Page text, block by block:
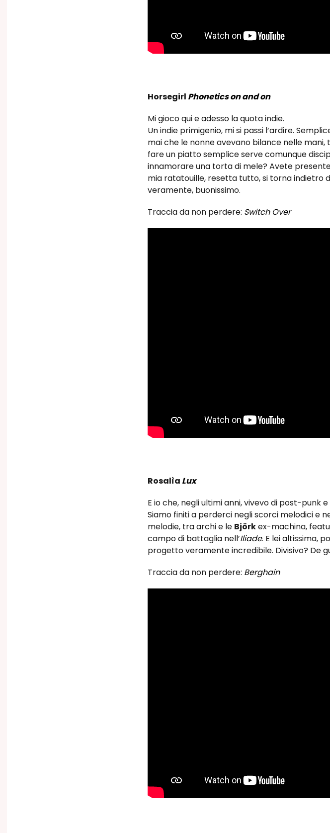
Horsegirl Phonetics on and on
Mi gioco qui e adesso la quota indie.
Un indie primigenio, mi si passi l’ardire.
mai che le nonne avevano bilance nelle
fare un piatto semplice serve comunque
innamorare una torta di mele? Avete
mia ratatouille, resetta tutto, si torna indietro
veramente, buonissimo.
Traccia da non perdere: Switch Over
Rosalìa Lux
E io che, negli ultimi anni, vivevo di post-punk
Siamo finiti a perderci negli scorci melodici e
melodie, tra archi e le Björkex-machina,
campo di battaglia nell’Iliade. E lei altissima,
progetto veramente incredibile. Divisivo? De
Traccia da non perdere: Berghain